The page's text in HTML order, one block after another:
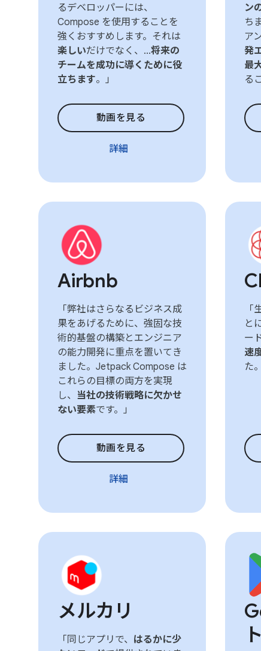
るデベロッパーには、
Compose を使用することを
強くおすすめします。それは
楽しいだけでなく、...将来の
チームを成功に導くために役
立ちます。」
動画を見る
詳細
ン
ち
ア
発
最
る
Airbnb
「弊社はさらなるビジネス成
果をあげるために、強固な技
術的基盤の構築とエンジニア
の能力開発に重点を置いてき
ました。Jetpack Compose は
これらの目標の両方を実現
し、 当社の技術戦略に欠かせ
ない要素です。」
動画を見る
詳細
と
ー
速
た
メルカリ
「同じアプリで、 はるかに少